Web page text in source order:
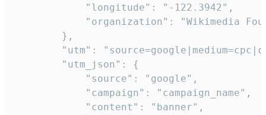
            "longitude": "-122.3942",
"organization": "Wikimedia
        },
"utm":
        "utm_json": {
            "source": "google",
            "campaign": "campaign_name",
            "content": "banner",